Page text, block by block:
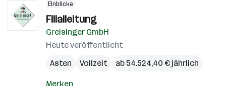
Einblicke
Filialleitung
Greisinger GmbH
Heute veröffentlicht
Asten
Vollzeit ab 54.524,40 € jährlich
Merken